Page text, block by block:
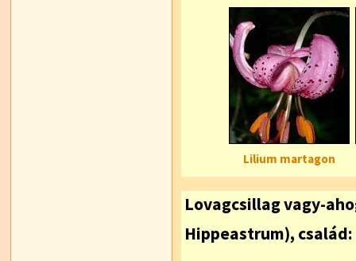
Lilium martagon
Lovagcsillag vagy-
Hippeastrum),